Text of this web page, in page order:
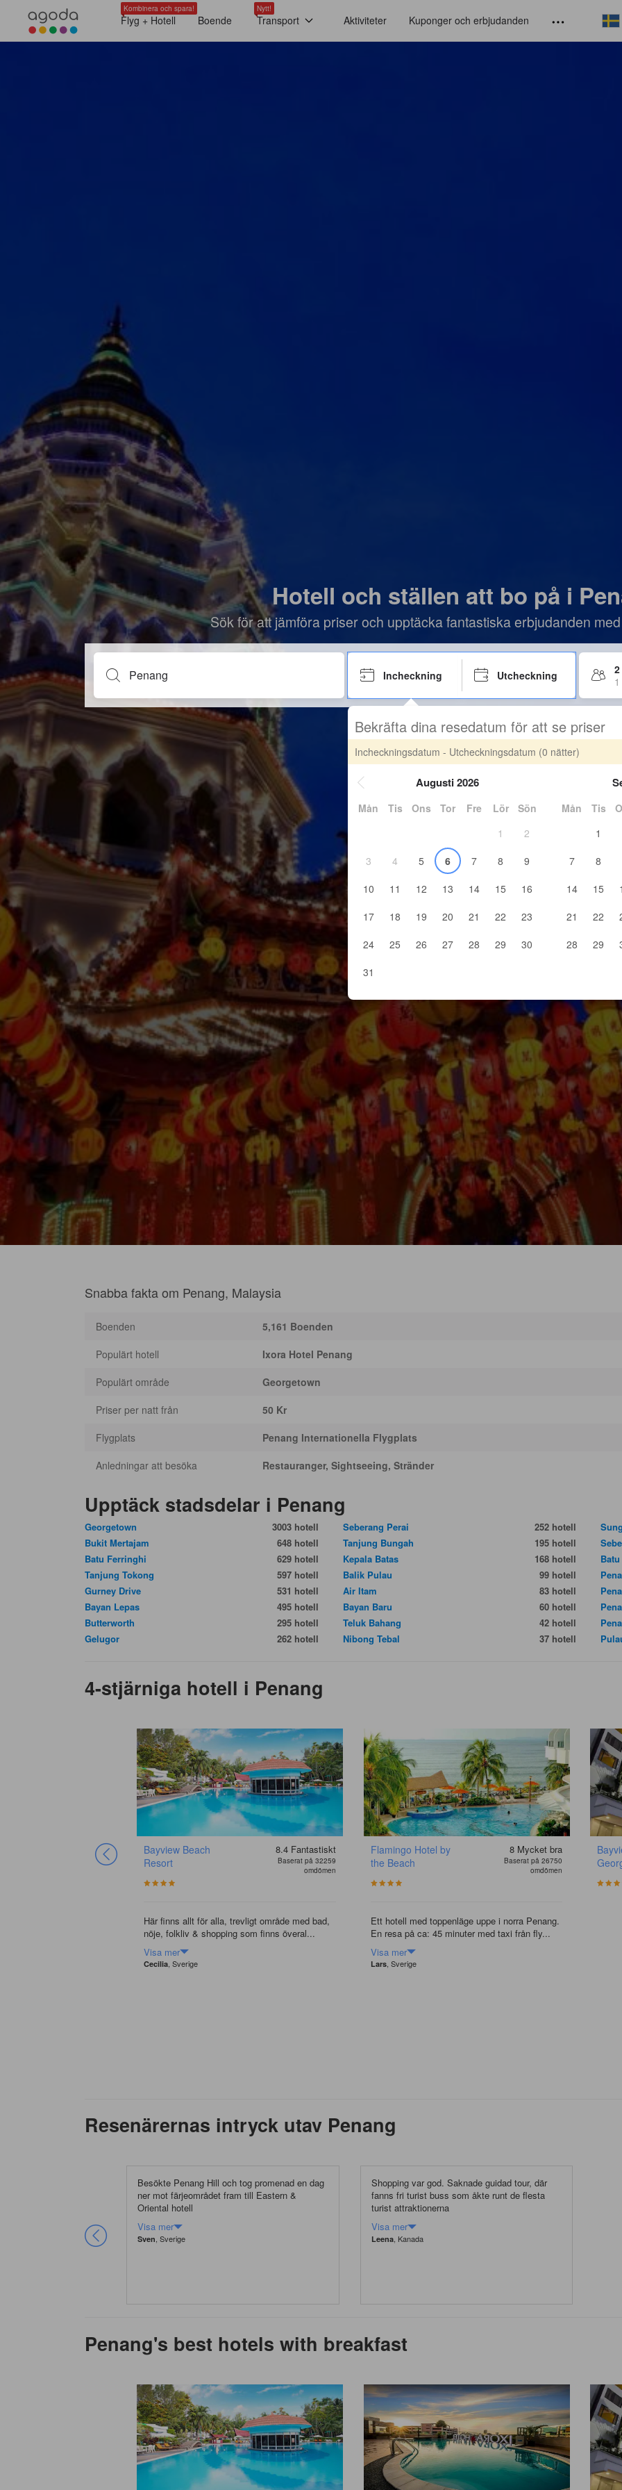
Kombinera och spara!
Flyg + Hotell Boende
Nytt!
Transport Aktiviteter Kuponger och erbjudanden
Hotell och ställen att bo på i
Sök för att jämföra priser och upptäcka fantastiska erbjudanden
Incheckning Utcheckning
Bekräfta dina resedatum för att se priser
Incheckningsdatum - Utcheckningsdatum (0 nätter)
Augusti 2026
Mån Tis Ons Tor Fre Lör
Sön
1
2
3
4 5 6 7 8
9
10
11 12 13 14 15
16
17
18 19 20 21 22
23
24
25 26 27 28 29
30
31
Mån Tis
1
7
8
14
15
21
22
28
29
Snabba fakta om Penang, Malaysia
Boenden
5,161 Boenden
Populärt hotell
Ixora Hotel Penang
Populärt område
Georgetown
Priser per natt från
50 Kr
Flygplats
Penang Internationella Flygplats
Anledningar att besöka
Restauranger, Sightseeing, Stränder
Upptäck stadsdelar i Penang
Georgetown
3003 hotell
Bukit Mertajam
648 hotell
Batu Ferringhi
629 hotell
Tanjung Tokong
597 hotell
Gurney Drive
531 hotell
Bayan Lepas
495 hotell
Butterworth
295 hotell
Gelugor
262 hotell
Seberang Perai
252 hotell
Tanjung Bungah
195 hotell
Kepala Batas
168 hotell
Balik Pulau
99 hotell
Air Itam
83 hotell
Bayan Baru
60 hotell
Teluk Bahang
42 hotell
Nibong Tebal
37 hotell
4-stjärniga hotell i Penang
Bayview Beach
Resort
8.4 Fantastiskt
Baserat på 32259
omdömen
Här finns allt för alla, trevligt område med bad,
nöje, folkliv & shopping som finns överal...
Visa mer
Cecilia, Sverige
Flamingo Hotel by
the Beach
8 Mycket bra
Baserat på 26750
omdömen
Ett hotell med toppenläge uppe i norra Penang.
En resa på ca: 45 minuter med taxi från fly...
Visa mer
Lars, Sverige
Resenärernas intryck utav Penang
Besökte Penang Hill och tog promenad en dag
ner mot färjeområdet fram till Eastern &
Oriental hotell
Visa mer
Sven , Sverige
Shopping var god. Saknade guidad tour, där
fanns fri turist buss som åkte runt de flesta
turist attraktionerna
Visa mer
Leena, Kanada
Penang's best hotels with breakfast